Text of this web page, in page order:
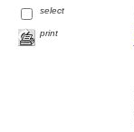
select
print